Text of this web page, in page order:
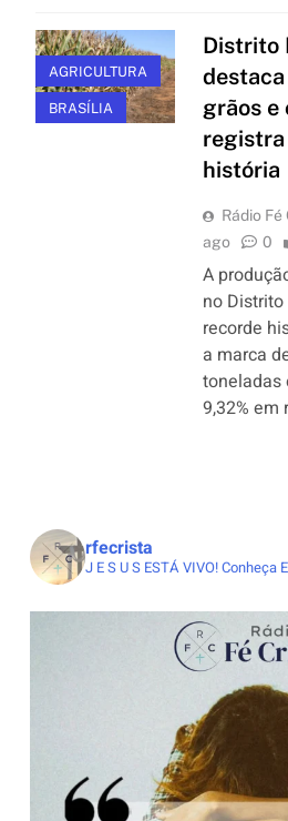
AGRICULTURA
BRASÍLIA
Distrito
grãos e
registra
história
Rádio Fé
ago
0
A
no
recorde
a marca
toneladas
9,32%
rfecrista
J E S U S ESTÁ VIVO!Conheça